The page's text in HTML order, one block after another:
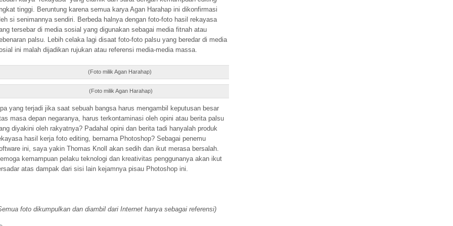
tinggi. Beruntung karena semua karya Agan Harahap ini dikonfirmasi
si senimannya sendiri. Berbeda halnya dengan foto-foto hasil rekayasa
tersebar di media sosial yang digunakan sebagai media fitnah atau
palsu. Lebih celaka lagi disaat foto-foto palsu yang beredar di media
ini malah dijadikan rujukan atau referensi media-media massa.
(Foto milik Agan Harahap)
(Foto milik Agan Harahap)
yang terjadi jika saat sebuah bangsa harus mengambil keputusan besar
masa depan negaranya, harus terkontaminasi oleh opini atau berita palsu
diyakini oleh rakyatnya? Padahal opini dan berita tadi hanyalah produk
hasil kerja foto editing, bernama Photoshop? Sebagai penemu
ini, saya yakin Thomas Knoll akan sedih dan ikut merasa bersalah.
kemampuan pelaku teknologi dan kreativitas penggunanya akan ikut
atas dampak dari sisi lain kejamnya pisau Photoshop ini.
foto dikumpulkan dan diambil dari Internet hanya sebagai referensi)